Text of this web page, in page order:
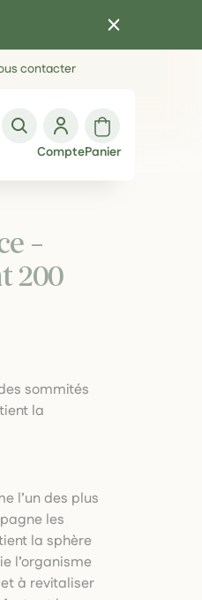
contacter
ComptePanier
–
200
sommités
la
l’un des plus
les
la sphère
l’organisme
à revitaliser